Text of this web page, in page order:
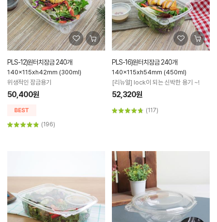
PLS-12)원터치잠금 240개
140x115xh42mm (300ml)
위생적인 잠금용기
50,400원
(196)
PLS-16)원터치잠금 240개
140x115xh54mm (450ml)
[리뉴얼] lock이 되는 신박한 용기 ~!
52,320원
(117)